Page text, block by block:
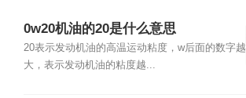
0w20机油的20是什么意思
20表示发动机油的高温运动粘度，w后面的数字越
大，表示发动机油的粘度越...